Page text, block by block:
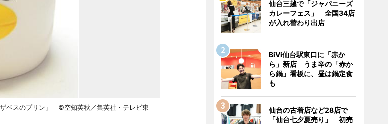
ベスのプリン」 ©空知英秋／集英社・テレビ東
仙台三越で「ジャパニーズ
カレーフェス」 全国34店
が入れ替わり出店
BiVi仙台駅東口に「赤か
ら」新店 うま辛の「赤か
ら鍋」看板に、昼は鍋定食
も
仙台の古着店など28店で
「仙台七夕夏売り」 初売